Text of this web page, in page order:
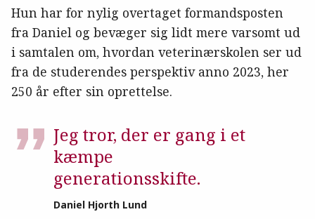
Hun har for nylig overtaget formandsposten
fra Daniel og bevæger sig lidt mere varsomt ud
i samtalen om, hvordan veterinærskolen ser ud
fra de studerendes perspektiv anno 2023, her
250 år efter sin oprettelse.
Jeg tror, der er gang i et
kæmpe
generationsskifte.
Daniel Hjorth Lund